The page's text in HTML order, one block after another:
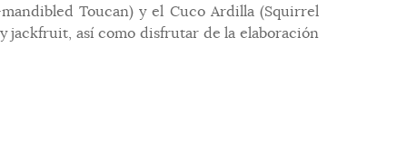
Toucan) y el Cuco Ardilla (Squirrel
jackfruit, así como disfrutar de la elaboración